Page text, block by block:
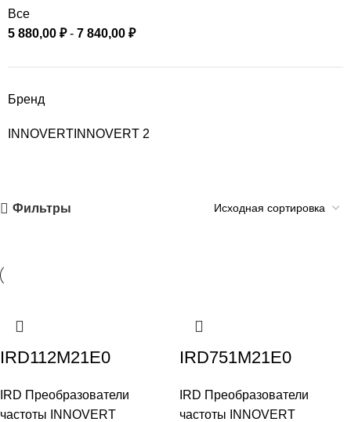
Все
5 880,00 ₽- 7 840,00 ₽
Бренд
INNOVERT INNOVERT 2
Фильтры
IRD112M21E0
IRD Преобразователи
частоты INNOVERT
IRD751M21E0
IRD Преобразователи
частоты INNOVERT